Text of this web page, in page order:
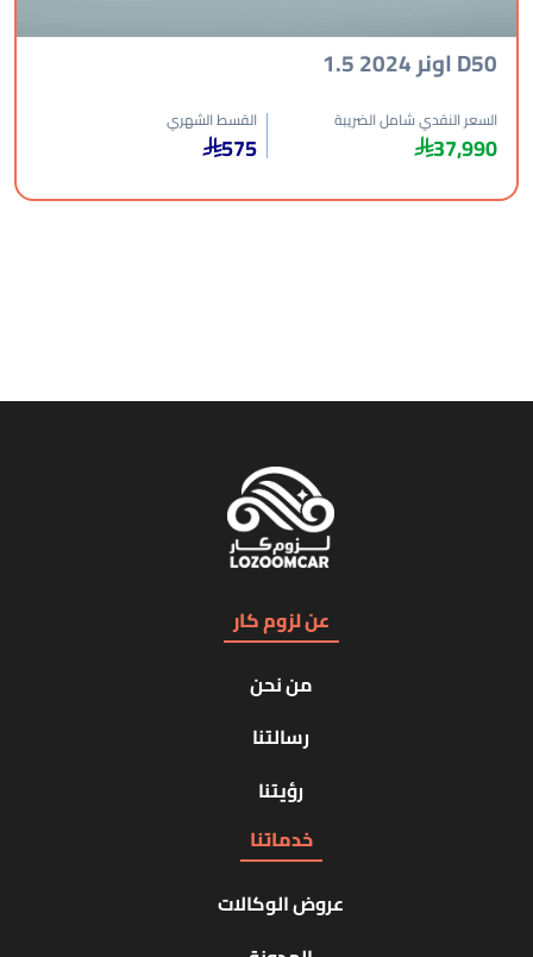
D50 اونر 2024 1.5
السعر النقدي شامل الضريبة
37,990
القسط الشهري
575
عن لزوم كار
من نحن
رسالتنا
رؤيتنا
خدماتنا
عروض الوكالات